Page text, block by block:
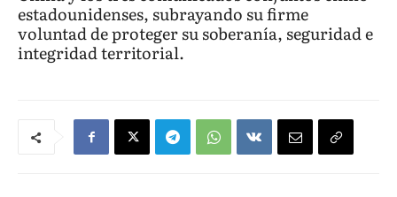
estadounidenses, subrayando su firme
voluntad de proteger su soberanía, seguridad e
integridad territorial.